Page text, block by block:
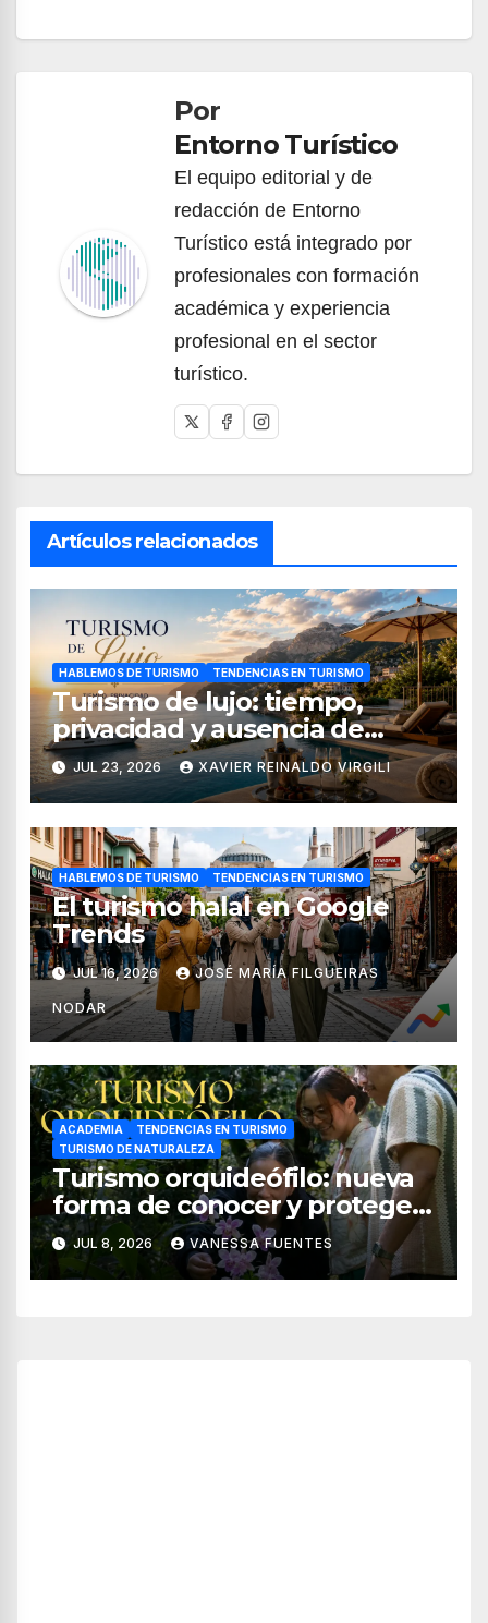
entradasPor
Entorno Turístico
El equipo editorial y de
redacción de Entorno
Turístico está integrado por
profesionales con formación
académica y experiencia
profesional en el sector
turístico.
Artículos relacionados
HABLEMOS DE TURISMO TENDENCIAS EN TURISMO
Turismo de lujo: tiempo,
privacidad y ausencia de
fricciones
JUL 23, 2026 XAVIER REINALDO VIRGILI
HABLEMOS DE TURISMO TENDENCIAS EN TURISMO
El turismo halal en Google
Trends
JUL 16, 2026 JOSÉ MARÍA FILGUEIRAS
NODAR
ACADEMIA
TENDENCIAS EN TURISMO
TURISMO DE NATURALEZA
Turismo orquideófilo: nueva
forma de conocer y proteger
las orquídeas de México
JUL 8, 2026 VANESSA FUENTES